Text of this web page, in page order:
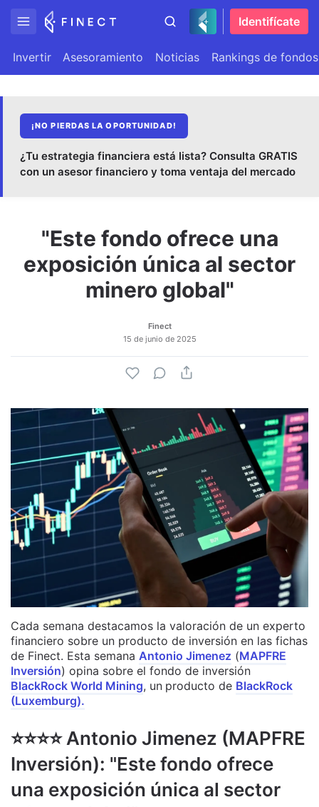
Identifícate
Invertir Asesoramiento Noticias Rankings de fondos
¡NO PIERDAS LA OPORTUNIDAD!
¿Tu estrategia financiera está lista? Consulta GRATIS
con un asesor financiero y toma ventaja del mercado
"Este fondo ofrece una
exposición única al sector
minero global"
Finect
15 de junio de 2025
Cada semana destacamos la valoración de un experto
financiero sobre un producto de inversión en las fichas
de Finect. Esta semana Antonio Jimenez (MAPFRE
Inversión) opina sobre el fondo de inversión
BlackRock World Mining, un producto de BlackRock
(Luxemburg).
⭐️⭐️⭐️⭐️ Antonio Jimenez (MAPFRE
Inversión): "Este fondo ofrece
una exposición única al sector